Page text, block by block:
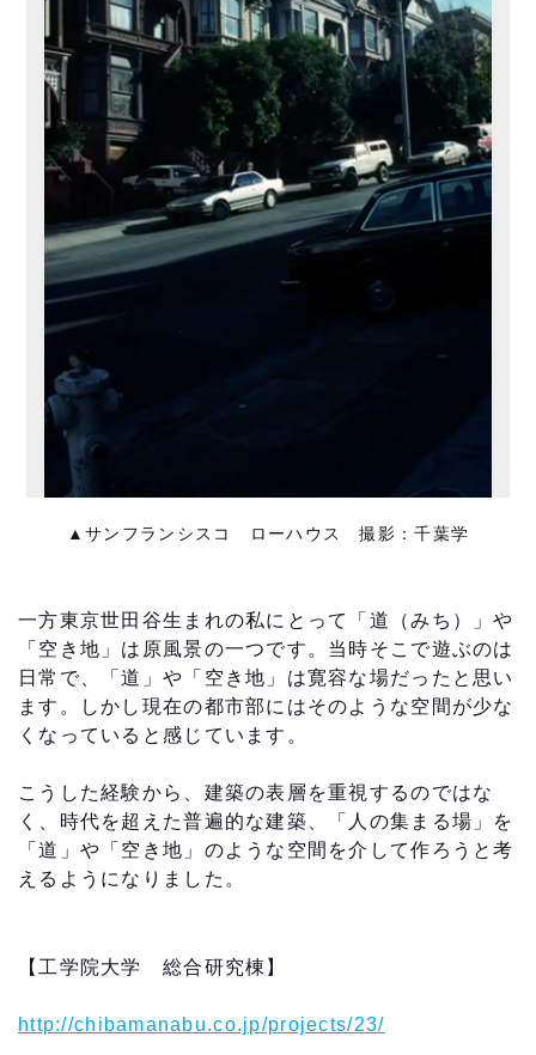
▲サンフランシスコ ローハウス 撮影：千葉学
一方東京世田谷生まれの私にとって「道（みち）」や
「空き地」は原風景の一つです。当時そこで遊ぶのは
日常で、「道」や「空き地」は寛容な場だったと思い
ます。しかし現在の都市部にはそのような空間が少な
くなっていると感じています。
こうした経験から、建築の表層を重視するのではな
く、時代を超えた普遍的な建築、「人の集まる場」を
「道」や「空き地」のような空間を介して作ろうと考
えるようになりました。
【工学院大学 総合研究棟】
http://chibamanabu.co.jp/projects/23/